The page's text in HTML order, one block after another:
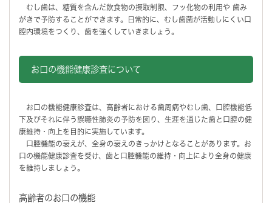
むし歯は、糖質を含んだ飲食物の摂取制限、フッ化物の利用や 歯み
がきで予防することができます。日常的に、むし歯菌が活動しにくい口
腔内環境をつくり、歯を強くしていきましょう。
お口の機能健康診査について
お口の機能健康診査は、高齢者における歯周病やむし歯、口腔機能低
下及びそれに伴う誤嚥性肺炎の予防を図り、生涯を通じた歯と口腔の健
康維持・向上を目的に実施しています。
口腔機能の衰えが、全身の衰えのきっかけとなることがあります。お
口の機能健康診査を受け、歯と口腔機能の維持・向上により全身の健康
を維持しましょう。
高齢者のお口の機能